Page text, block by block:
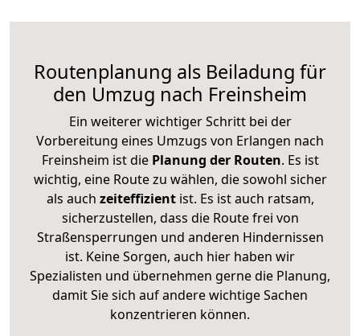
Routenplanung als Beiladung für
den Umzug nach Freinsheim
Ein weiterer wichtiger Schritt bei der
Vorbereitung eines Umzugs von Erlangen nach
Freinsheim ist diePlanung der Routen. Es ist
wichtig, eine Route zu wählen, die sowohl sicher
als auch zeiteffizientist. Es ist auch ratsam,
sicherzustellen, dass die Route frei von
Straßensperrungen und anderen Hindernissen
ist. Keine Sorgen, auch hier haben wir
Spezialisten und übernehmen gerne die Planung,
damit Sie sich auf andere wichtige Sachen
konzentrieren können.